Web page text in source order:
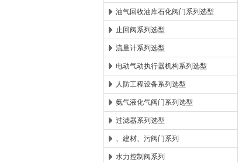
油气回收油库石化阀门系列选型
止回阀系列选型
流量计系列选型
电动气动执行器机构系列选型
人防工程设备系列选型
氨气液化气阀门系列选型
过滤器系列选型
、建材、污阀门系列
水力控制阀系列